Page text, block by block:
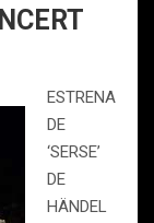
ESTRENA
DE
‘SERSE’
DE
HÄNDEL